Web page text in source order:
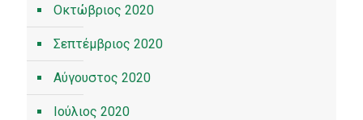
Οκτώβριος 2020
Σεπτέμβριος 2020
Αύγουστος 2020
Ιούλιος 2020